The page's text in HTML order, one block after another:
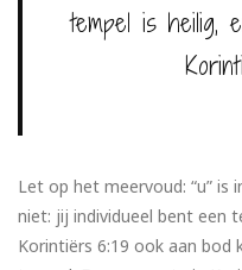
tempel is heilig,
Let op het meervoud: “u” is
niet: jij individueel bent een
Korintiërs 6:19 ook aan bod